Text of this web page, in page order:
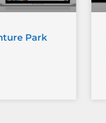
Park